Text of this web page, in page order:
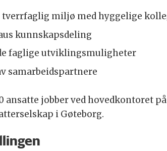
miljø med hyggelige
kunnskapsdeling
faglige utviklingsmuligheter
samarbeidspartnere
ansatte jobber ved hovedkontoret
i Gøteborg.